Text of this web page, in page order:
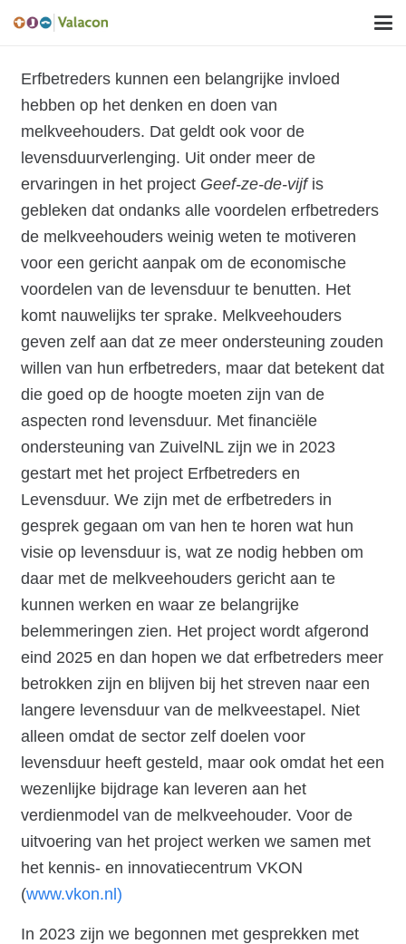
Erfbetreders kunnen een belangrijke invloed
hebben op het denken en doen van
melkveehouders. Dat geldt ook voor de
levensduurverlenging. Uit onder meer de
ervaringen in het project Geef-ze-de-vijfis
gebleken dat ondanks alle voordelen erfbetreders
de melkveehouders weinig weten te motiveren
voor een gericht aanpak om de economische
voordelen van de levensduur te benutten. Het
komt nauwelijks ter sprake. Melkveehouders
geven zelf aan dat ze meer ondersteuning zouden
willen van hun erfbetreders, maar dat betekent dat
die goed op de hoogte moeten zijn van de
aspecten rond levensduur. Met financiële
ondersteuning van ZuivelNL zijn we in 2023
gestart met het project Erfbetreders en
Levensduur. We zijn met de erfbetreders in
gesprek gegaan om van hen te horen wat hun
visie op levensduur is, wat ze nodig hebben om
daar met de melkveehouders gericht aan te
kunnen werken en waar ze belangrijke
belemmeringen zien. Het project wordt afgerond
eind 2025 en dan hopen we dat erfbetreders meer
betrokken zijn en blijven bij het streven naar een
langere levensduur van de melkveestapel. Niet
alleen omdat de sector zelf doelen voor
levensduur heeft gesteld, maar ook omdat het een
wezenlijke bijdrage kan leveren aan het
verdienmodel van de melkveehouder. Voor de
uitvoering van het project werken we samen met
het kennis- en innovatiecentrum VKON
(www.vkon.nl)
In 2023 zijn we begonnen met gesprekken met